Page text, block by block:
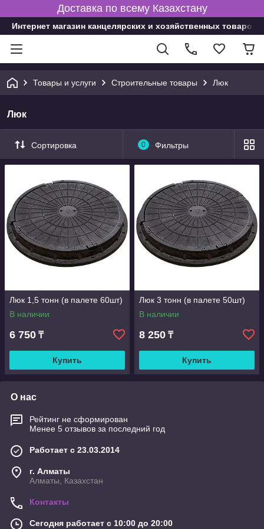
Доставка по всему Казахстану
Интернет магазин канцелярских и хозяйственных товаров
Товары и услуги Строительные товары Люк
Люк
Сортировка 0 Фильтры
Люк 1,5 тонн (в палете 60шт)
В наличии
6 750 ₸
Купить
Люк 3 тонн (в палете 50шт)
В наличии
8 250 ₸
Купить
О нас
Рейтинг не сформирован
Менее 5 отзывов за последний год
Работает с 23.03.2014
г. Алматы
Алматы, Казахстан
Контакты
Сегодня работает с 10:00 до 20:00